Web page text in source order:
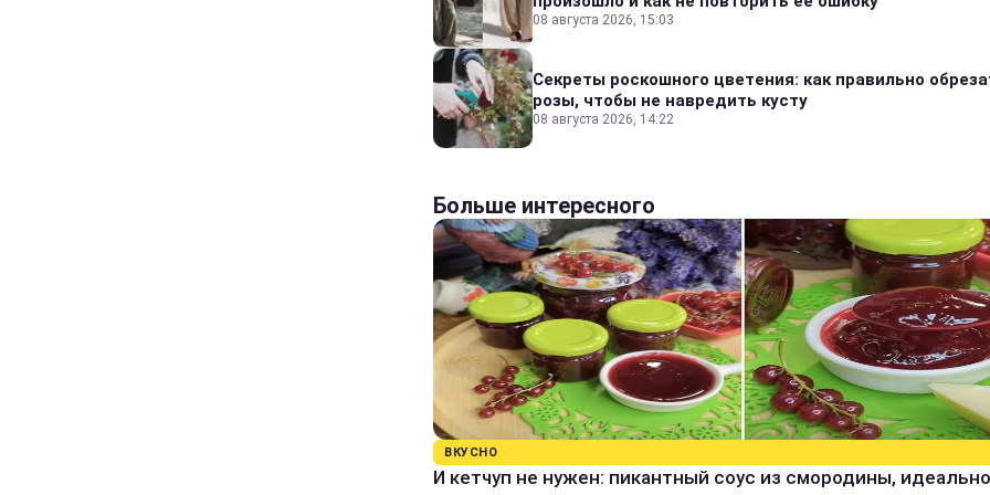
08 августа 2026, 15:03
Секреты роскошного цветения: как правильно
розы, чтобы не навредить кусту
08 августа 2026, 14:22
Больше интересного
ВКУСНО
И кетчуп не нужен: пикантный соус из смородины, идеально